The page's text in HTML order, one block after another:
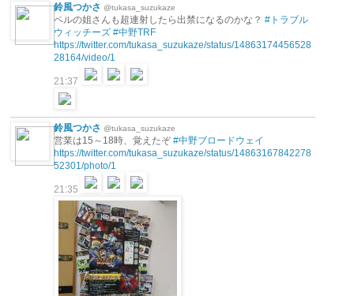
鈴風つかさ @tukasa_suzukaze
ペルの姐さんも超連射したら出禁になるのかな？ #トラブル
ウィッチーズ #中野TRF
https://twitter.com/tukasa_suzukaze/status/14863174456528
28164/video/1
21:37
鈴風つかさ @tukasa_suzukaze
営業は15～18時、覚えたぞ #中野ブロードウェイ
https://twitter.com/tukasa_suzukaze/status/14863167842278
52301/photo/1
21:35